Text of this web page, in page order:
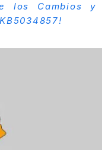
los Cambios y